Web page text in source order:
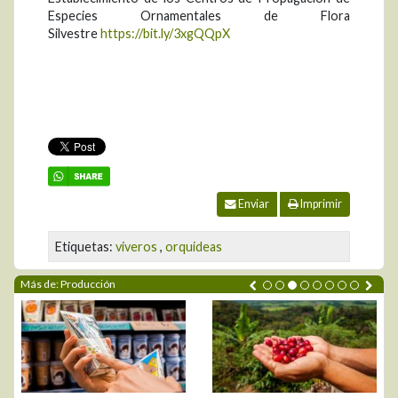
Especies Ornamentales de Flora
Silvestrehttps://bit.ly/3xgQQpX
Enviar Imprimir
Etiquetas: viveros , orquideas
Más de: Producción